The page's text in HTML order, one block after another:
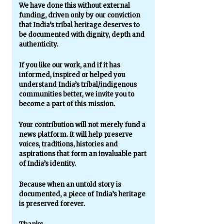
We have done this without external
funding, driven only by our conviction
that India’s tribal heritage deserves to
be documented with dignity, depth and
authenticity.
If you like our work, and if it has
informed, inspired or helped you
understand India’s tribal/indigenous
communities better, we invite you to
become a part of this mission.
Your contribution will not merely fund a
news platform. It will help preserve
voices, traditions, histories and
aspirations that form an invaluable part
of India’s identity.
Because when an untold story is
documented, a piece of India’s heritage
is preserved forever.